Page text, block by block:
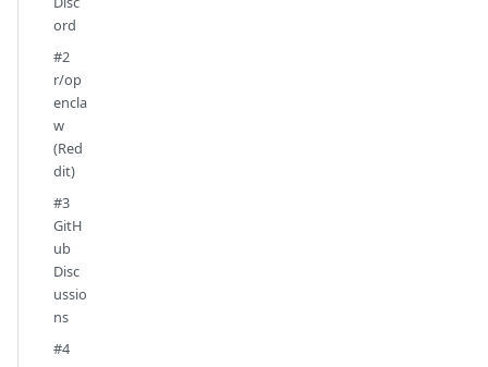
ord
#2
r/op
encla
w
(Red
dit)
#3
GitH
ub
Disc
ussio
ns
#4